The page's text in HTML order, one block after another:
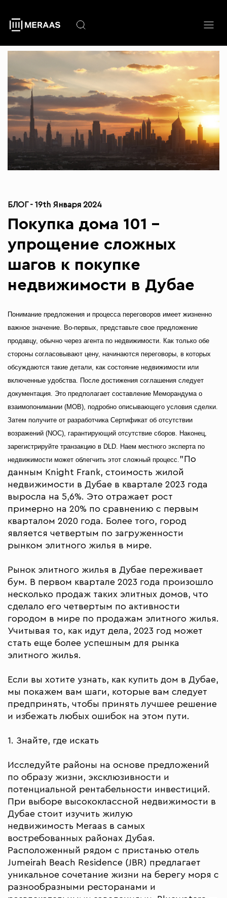
основному
содержанию
БЛОГ - 19th Января 2024
Покупка дома 101 –
упрощение сложных
шагов к покупке
недвижимости в Дубае
Понимание предложения и процесса переговоров имеет жизненно
важное значение. Во-первых, представьте свое предложение
продавцу, обычно через агента по недвижимости. Как только обе
стороны согласовывают цену, начинаются переговоры, в которых
обсуждаются такие детали, как состояние недвижимости или
включенные удобства. После достижения соглашения следует
документация. Это предполагает составление Меморандума о
взаимопонимании (МОВ), подробно описывающего условия сделки.
Затем получите от разработчика Сертификат об отсутствии
возражений (NOC), гарантирующий отсутствие сборов. Наконец,
зарегистрируйте транзакцию в DLD. Наем местного эксперта по
недвижимости может облегчить этот сложный процесс. "По
данным Knight Frank, стоимость жилой
недвижимости в Дубае в квартале 2023 года
выросла на 5,6%. Это отражает рост
примерно на 20% по сравнению с первым
кварталом 2020 года. Более того, город
является четвертым по загруженности
рынком элитного жилья в мире.
Рынок элитного жилья в Дубае переживает
бум. В первом квартале 2023 года произошло
несколько продаж таких элитных домов, что
сделало его четвертым по активности
городом в мире по продажам элитного жилья.
Учитывая то, как идут дела, 2023 год может
стать еще более успешным для рынка
элитного жилья.
Если вы хотите узнать, как купить дом в Дубае,
мы покажем вам шаги, которые вам следует
предпринять, чтобы принять лучшее решение
и избежать любых ошибок на этом пути.
1. Знайте, где искать
Исследуйте районы на основе предложений
по образу жизни, эксклюзивности и
потенциальной рентабельности инвестиций.
При выборе высококлассной недвижимости в
Дубае стоит изучить жилую
недвижимость Meraas в самых
востребованных районах Дубая.
Расположенный рядом с пристанью отель
Jumeirah Beach Residence (JBR) предлагает
уникальное сочетание жизни на берегу моря с
разнообразными ресторанами и